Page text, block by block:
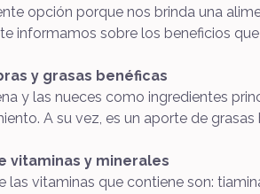
opción porque nos brinda una
informamos sobre los beneficios
y grasas benéficas
y las nueces como ingredientes
A su vez, es un aporte de
vitaminas y minerales
las vitaminas que contiene son: